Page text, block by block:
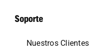
Soporte
Nuestros Clientes